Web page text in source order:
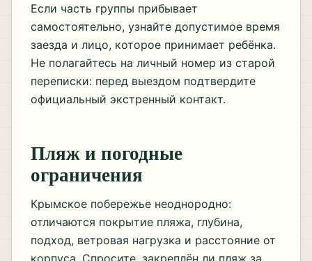
Если часть группы прибывает
самостоятельно, узнайте допустимое время
заезда и лицо, которое принимает ребёнка.
Не полагайтесь на личный номер из старой
переписки: перед выездом подтвердите
официальный экстренный контакт.
Пляж и погодные
ограничения
Крымское побережье неоднородно:
отличаются покрытие пляжа, глубина,
подход, ветровая нагрузка и расстояние от
корпуса. Спросите, закреплён ли пляж за